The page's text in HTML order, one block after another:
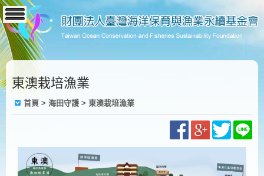
東澳栽培漁業
首頁 > 海田守護 > 東澳栽培漁業